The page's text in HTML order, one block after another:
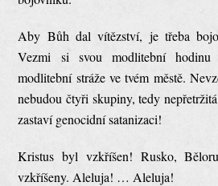
Aby Bůh dal vítězství, je třeba
Vezmi si svou modlitební
modlitební stráže ve tvém městě.
nebudou čtyři skupiny, tedy
zastaví genocidní satanizaci!
Kristus byl vzkříšen! Rusko,
vzkříšeny. Aleluja! … Aleluja!